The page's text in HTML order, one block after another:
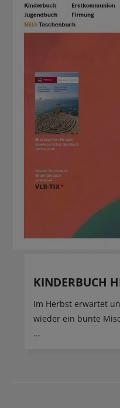
KINDERBUCH
Im Herbst erwartet
wieder ein bunte
...